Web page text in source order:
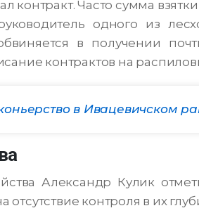
контракт. Часто сумма
одного из
в получении
контрактов на
в Ивацевичском
Александр Кулик
отсутствие контроля в их